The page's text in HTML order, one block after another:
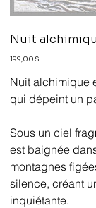
Nuit
Prix
199,00 $
Nuit alchimique
qui dépeint un
Sous un ciel
est baignée
montagnes
silence, créant
inquiétante.